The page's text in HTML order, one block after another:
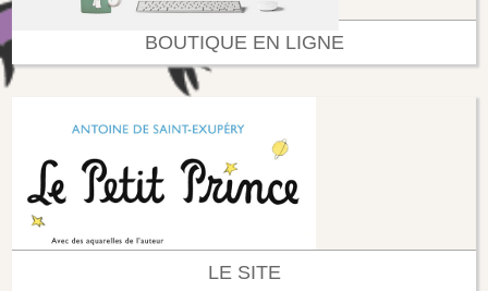
BOUTIQUE EN LIGNE
LE SITE